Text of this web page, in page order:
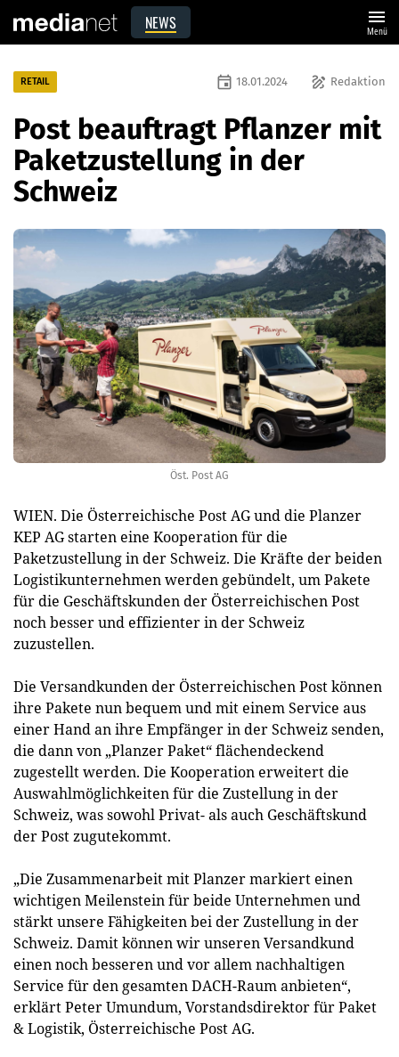
NEWS menu
Menü
Öst. Post AG
RETAIL draw Redaktion
event 18.01.2024
Post beauftragt Pflanzer mit
Paketzustellung in der
Schweiz
WIEN. Die Österreichische Post AG und die Planzer
KEP AG starten eine Kooperation für die
Paketzustellung in der Schweiz. Die Kräfte der beiden
Logistikunternehmen werden gebündelt, um Pakete
für die Geschäftskunden der Österreichischen Post
noch besser und effizienter in der Schweiz
zuzustellen.
Die Versandkunden der Österreichischen Post können
ihre Pakete nun bequem und mit einem Service aus
einer Hand an ihre Empfänger in der Schweiz senden,
die dann von „Planzer Paket“ flächendeckend
zugestellt werden. Die Kooperation erweitert die
Auswahlmöglichkeiten für die Zustellung in der
Schweiz, was sowohl Privat- als auch Geschäftskund
der Post zugutekommt.
„Die Zusammenarbeit mit Planzer markiert einen
wichtigen Meilenstein für beide Unternehmen und
stärkt unsere Fähigkeiten bei der Zustellung in der
Schweiz. Damit können wir unseren Versandkund
einen noch besseren und vor allem nachhaltigen
Service für den gesamten DACH-Raum anbieten“,
erklärt Peter Umundum, Vorstandsdirektor für Paket
& Logistik, Österreichische Post AG.